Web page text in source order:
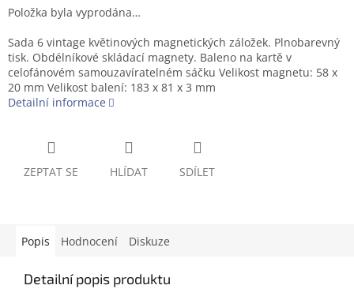
Položka byla vyprodána…
Sada 6 vintage květinových magnetických záložek. Plnobarevný
tisk. Obdélníkové skládací magnety. Baleno na kartě v
celofánovém samouzavíratelném sáčku Velikost magnetu: 58 x
20 mm Velikost balení: 183 x 81 x 3 mm
Detailní informace
ZEPTAT SE HLÍDAT SDÍLET
Popis Hodnocení Diskuze
Detailní popis produktu